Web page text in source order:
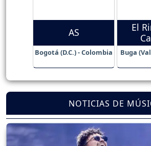
AS
Bogotá (D.C.) - Colombia
El
Buga
NOTICIAS DE